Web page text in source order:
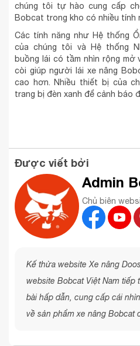
chúng tôi tự hào cung cấp
Bobcat trong kho có nhiều tính
Các tính năng như Hệ thống
của chúng tôi và Hệ thống
buồng lái có tầm nhìn rộng
còi giúp người lái xe nâng
cao hơn. Nhiều thiết bị của
trang bị đèn xanh để cảnh báo
Được viết bởi
Admin
Chủ biên
Kế thừa website Xe nâng
website Bobcat Việt Nam tiếp
bài hấp dẫn, cung cấp cái
về sản phẩm xe nâng Bobcat